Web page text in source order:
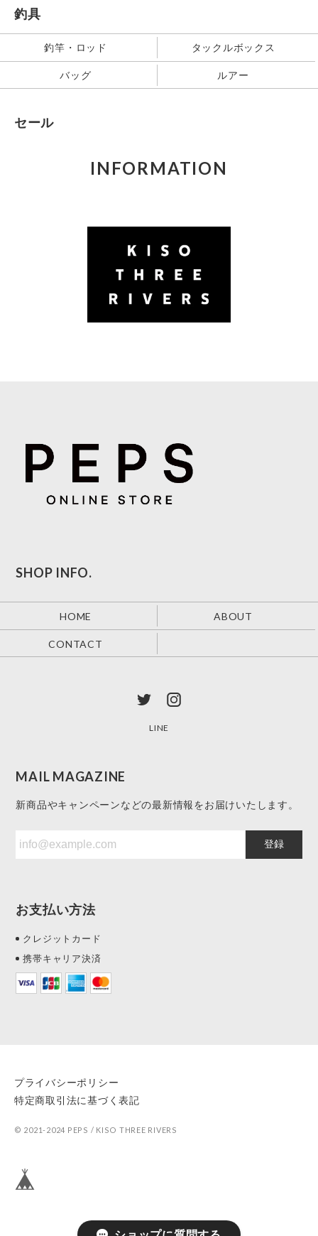
釣具
釣竿・ロッド タックルボックス
バッグ ルアー
セール
INFORMATION
SHOP INFO.
HOME ABOUT
CONTACT
LINE
MAIL MAGAZINE
新商品やキャンペーンなどの最新情報をお届けいたします。
登録
お支払い方法
クレジットカード
携帯キャリア決済
プライバシーポリシー
特定商取引法に基づく表記
© 2021-2024 PEPS / KISO THREE RIVERS